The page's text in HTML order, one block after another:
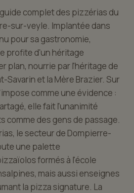
complet des pizzérias du
sur-veyle. Implantée dans
pour sa gastronomie,
profite d'un héritage
plan, nourrie par l'héritage de
Savarin et la Mère Brazier. Sur
comme une évidence :
elle fait l'unanimité
comme des gens de passage.
le secteur de Dompierre-
une palette
formés à l'école
mais aussi enseignes
la pizza signature. La